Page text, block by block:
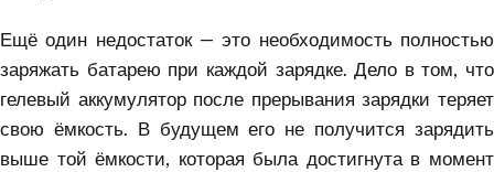
Ещё один недостаток — это необходимость полностью
заряжать батарею при каждой зарядке. Дело в том, что
гелевый аккумулятор после прерывания зарядки теряет
свою ёмкость. В будущем его не получится зарядить
выше той ёмкости, которая была достигнута в момент